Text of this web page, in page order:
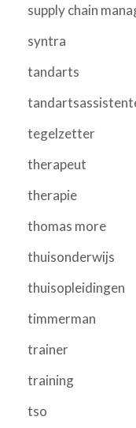
supply chain
syntra
tandarts
tegelzetter
therapeut
therapie
thomas more
thuisonderwijs
thuisopleidingen
timmerman
trainer
training
tso